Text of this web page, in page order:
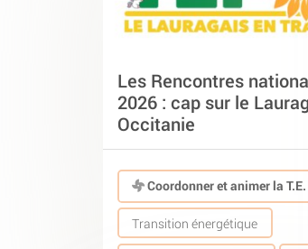
Les Rencontres
2026 : cap sur le
Occitanie
Coordonner et animer la T.E.
Transition énergétique